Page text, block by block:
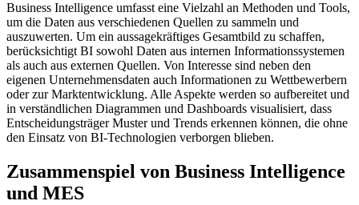
Business Intelligence umfasst eine Vielzahl an Methoden und Tools,
um die Daten aus verschiedenen Quellen zu sammeln und
auszuwerten. Um ein aussagekräftiges Gesamtbild zu schaffen,
berücksichtigt BI sowohl Daten aus internen Informationssystemen
als auch aus externen Quellen. Von Interesse sind neben den
eigenen Unternehmensdaten auch Informationen zu Wettbewerbern
oder zur Marktentwicklung. Alle Aspekte werden so aufbereitet und
in verständlichen Diagrammen und Dashboards visualisiert, dass
Entscheidungsträger Muster und Trends erkennen können, die ohne
den Einsatz von BI-Technologien verborgen blieben.
Zusammenspiel von Business Intelligence
und MES